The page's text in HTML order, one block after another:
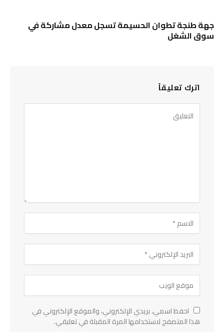
جهة طنجة تطوان الحسيمة تسجل معدل مشاركة في
سوق الشغل
اترك تعليقاً
احفظ اسمي، بريدي الإلكتروني، والموقع الإلكتروني في
هذا المتصفح لاستخدامها المرة المقبلة في تعليقي.